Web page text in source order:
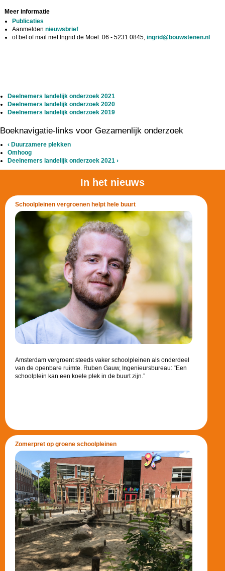
Meer informatie
Publicaties
Aanmelden nieuwsbrief
of bel of mail met Ingrid de Moel: 06 - 5231 0845, ingrid@bouwstenen.nl
Deelnemers landelijk onderzoek 2021
Deelnemers landelijk onderzoek 2020
Deelnemers landelijk onderzoek 2019
Boeknavigatie-links voor Gezamenlijk onderzoek
‹ Duurzamere plekken
Omhoog
Deelnemers landelijk onderzoek 2021 ›
In het nieuws
Schoolpleinen vergroenen helpt hele buurt
Amsterdam vergroent steeds vaker schoolpleinen als onderdeel
van de openbare ruimte. Ruben Gauw, Ingenieursbureau: “Een
schoolplein kan een koele plek in de buurt zijn.”
Zomerpret op groene schoolpleinen